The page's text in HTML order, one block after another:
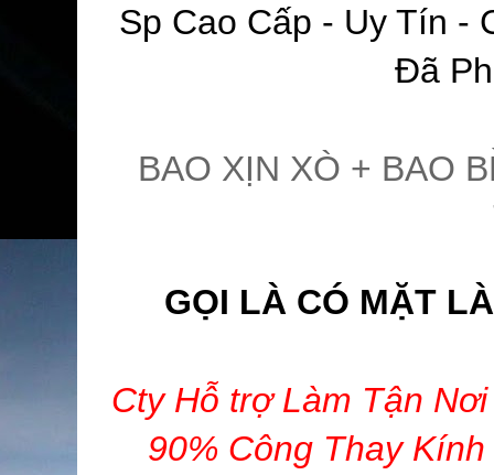
Sp Cao Cấp - Uy Tín -
Đã
BAO XỊN XÒ + BAO
GỌI LÀ CÓ MẶT
Cty Hỗ trợ Làm Tận
90% Công Thay